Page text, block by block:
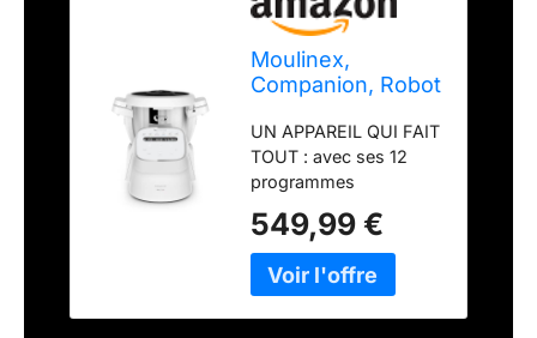
Moulinex,
Companion, Robot
fonctions,
Capacité XL 10
personnes, Blanc,
Fabriqué en
France,
YY5642FG
UN APPAREIL QUI FAIT
TOUT : avec ses 12
programmes
mode manuel,
Companion est le robot
cuiseur qui fait tout
549,99 €